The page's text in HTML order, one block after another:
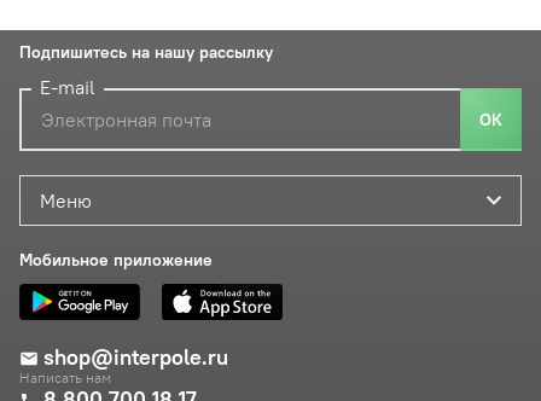
Меню
Мобильное приложение
shop@interpole.ru
Написать нам
Подпишитесь на нашу рассылку
E-mail
ОК